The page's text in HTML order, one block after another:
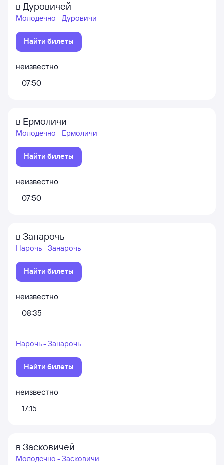
в Дуровичей
Молодечно - Дуровичи
Найти билеты
неизвестно
07:50
в Ермоличи
Молодечно - Ермоличи
Найти билеты
неизвестно
07:50
в Занарочь
Нарочь - Занарочь
Найти билеты
неизвестно
08:35
Нарочь - Занарочь
Найти билеты
неизвестно
17:15
в Засковичей
Молодечно - Засковичи